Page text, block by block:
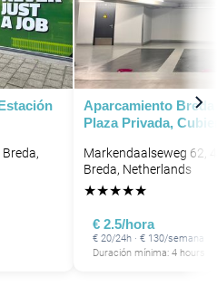
Aparcamiento
Plaza Privada,
Markendaalseweg 62,
Breda, Netherlands
★★★★★
€ 2.5/hora
€ 20/24h · € 130/semana
Duración mínima: 4 hours